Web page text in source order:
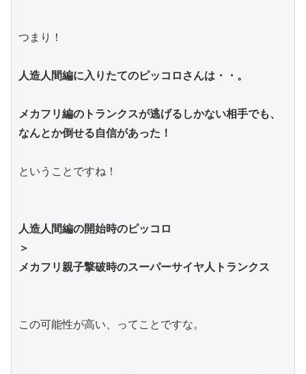
つまり！
人造人間編に入りたてのピッコロさんは・・。
メカフリ編のトランクスが逃げるしかない相手でも、
なんとか倒せる自信があった！
ということですね！
人造人間編の開始時のピッコロ
＞
メカフリ親子撃破時のスーパーサイヤ人トランクス
この可能性が高い、ってことですな。